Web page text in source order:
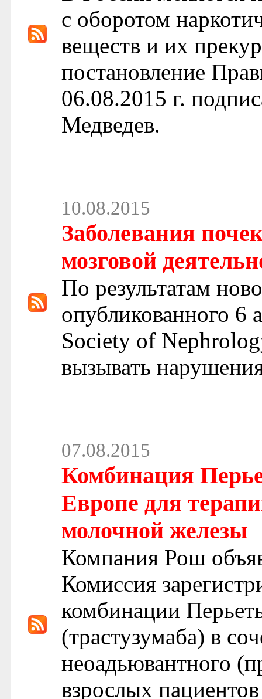
с оборотом
веществ и их
постановление
06.08.2015 г.
Медведев.
10.08.2015
Заболевания
мозговой
По результатам
опубликованного 6
Society of
вызывать
07.08.2015
Комбинация
Европе для
молочной железы
Компания Рош
Комиссия
комбинации
(трастузумаба) в
неоадьювантного
взрослых